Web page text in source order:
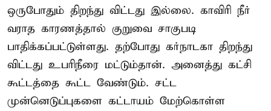
ஒருபோதும் திறந்து விட்டது இல்லை. காவிரி நீர்
வராத காரணத்தால் குறுவை சாகுபடி
பாதிக்கப்பட்டுள்ளது. தற்போது கர்நாடகா திறந்து
விட்டது உபரிநீரை மட்டும்தான். அனைத்து கட்சி
கூட்டத்தை கூட்ட வேண்டும். சட்ட
முன்னெடுப்புகளை கட்டாயம் மேற்கொள்ள